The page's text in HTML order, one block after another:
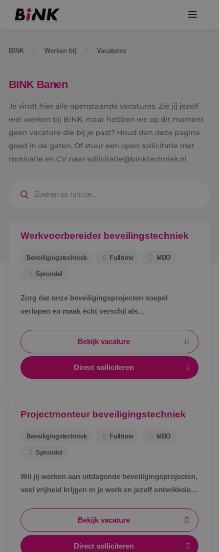
BINK Werken bij Vacatures
BINK Banen
Je vindt hier alle openstaande vacatures. Zie jij jezelf
wel werken bij BINK, maar hebben we op dit moment
geen vacature die bij je past? Houd dan deze pagina
goed in de gaten. Of stuur een open sollicitatie met
motivatie en CV naar sollicitatie@binktechniek.nl
Werkvoorbereider beveilingstechniek
Beveiligingstechniek Fulltime MBO
Sprundel
Zorg dat onze beveiligingsprojecten soepel
verlopen en maak écht verschil als
Bekijk vacature
Direct solliciteren
Projectmonteur beveiligingstechniek
Beveiligingstechniek Fulltime MBO
Sprundel
Wil jij werken aan uitdagende beveiligingsprojecten,
veel vrijheid krijgen in je werk en jezelf ontwikkelen
Bekijk vacature
Direct solliciteren